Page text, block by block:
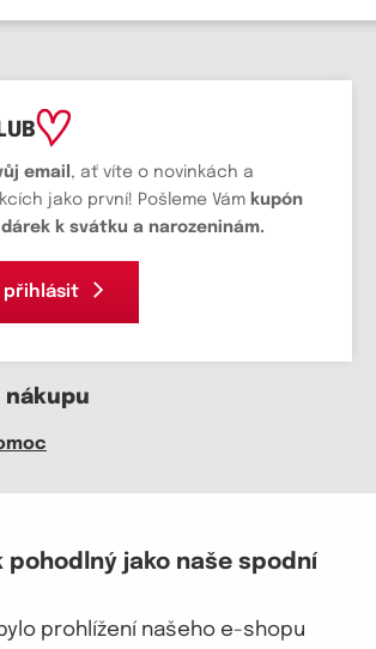
pohodlný jako naše spodní
prohlížení našeho e-shopu
email , ať víte o novinkách a
jako první! Pošleme Vám kupón
dárek k svátku a narozeninám.
přihlásit
nákupu
reklamace